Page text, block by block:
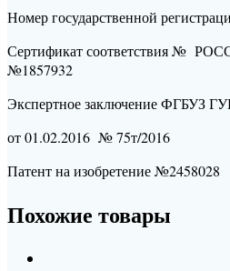
Номер государственной
Сертификат соответствия №
№1857932
Экспертное заключение ФГБУЗ
от 01.02.2016 № 75т/2016
Патент на изобретение №2458028
Похожие товары